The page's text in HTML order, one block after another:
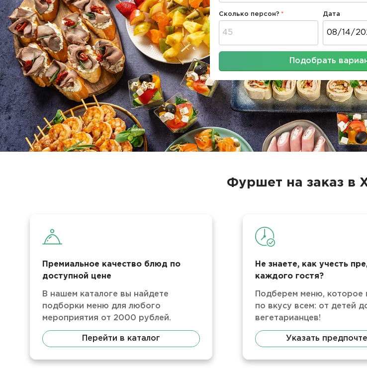
Сколько персон? Дата
Подобрать
Фуршет на заказ в
Премиальное качество блюд по
доступной цене
В нашем каталоге вы найдете
подборки меню для любого
мероприятия от 2000 рублей.
Перейти в каталог
Не знаете, как учесть
каждого гостя?
Подберем меню, которое
по вкусу всем: от детей
вегетарианцев!
Указать